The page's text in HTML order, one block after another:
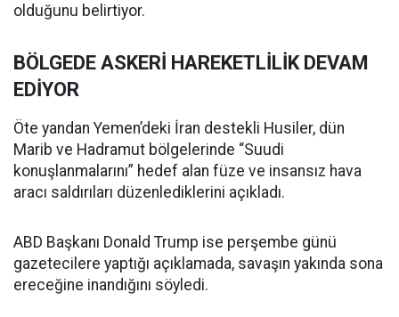
olduğunu belirtiyor.
BÖLGEDE ASKERİ HAREKETLİLİK DEVAM
EDİYOR
Öte yandan Yemen’deki İran destekli Husiler, dün
Marib ve Hadramut bölgelerinde “Suudi
konuşlanmalarını” hedef alan füze ve insansız hava
aracı saldırıları düzenlediklerini açıkladı.
ABD Başkanı Donald Trump ise perşembe günü
gazetecilere yaptığı açıklamada, savaşın yakında sona
ereceğine inandığını söyledi.